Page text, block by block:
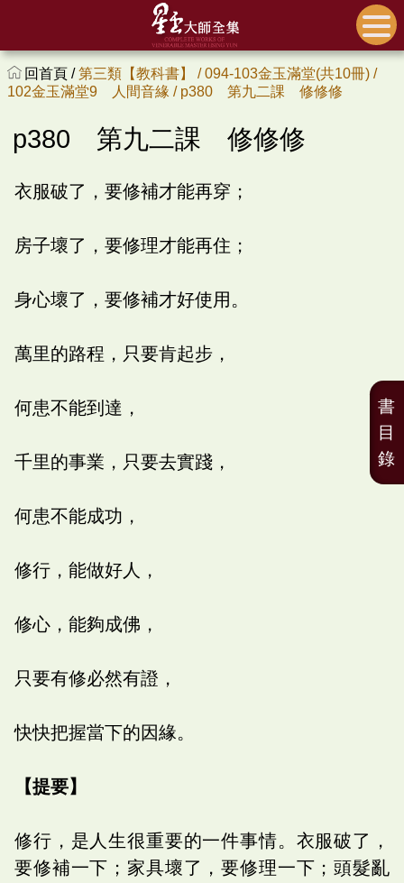
回首頁 /第三類【教科書】 /094-103金玉滿堂(共10冊) /
102金玉滿堂9 人間音緣 / p380 第九二課 修修修
p380 第九二課 修修修
衣服破了，要修補才能再穿；
房子壞了，要修理才能再住；
身心壞了，要修補才好使用。
萬里的路程，只要肯起步，
何患不能到達，
千里的事業，只要去實踐，
何患不能成功，
修行，能做好人，
修心，能夠成佛，
只要有修必然有證，
快快把握當下的因緣。
【提要】
修行，是人生很重要的一件事情。衣服破了，
要修補一下；家具壞了，要修理一下；頭髮亂
書
目
錄